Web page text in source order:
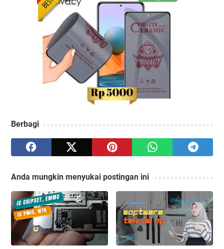
Berbagi
Anda mungkin menyukai postingan ini